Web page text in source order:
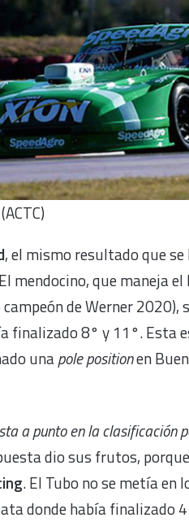
, el mismo resultado que
mendocino, que maneja el
de Werner 2020),
finalizado 8° y 11°. Esta
unapole positionen
a punto en la clasificación
dio sus frutos,
. El Tubo no se metía en
donde había finalizado